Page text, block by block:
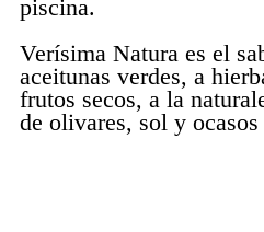
piscina.
Verísima Natura es el
aceitunas verdes, a
frutos secos, a la
de olivares, sol y ocasos